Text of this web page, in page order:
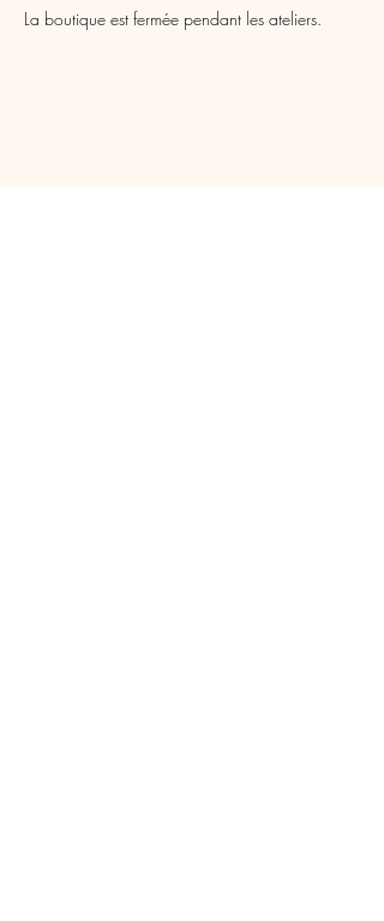
La boutique est fermée pendant les ateliers.